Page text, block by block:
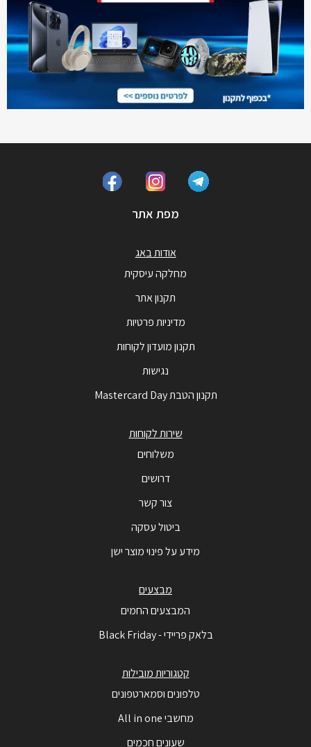
מפת אתר
אודות באג
מחלקה עיסקית
תקנון אתר
מדיניות פרטיות
תקנון מועדון לקוחות
נגישות
תקנון הטבת Mastercard Day
שירות לקוחות
משלוחים
דרושים
צור קשר
ביטול עסקה
מידע על פינוי מוצר ישן
מבצעים
המבצעים החמים
בלאק פריידי - Black Friday
קטגוריות מובילות
טלפונים וסמארטפונים
מחשבי All in one
שעונים חכמים